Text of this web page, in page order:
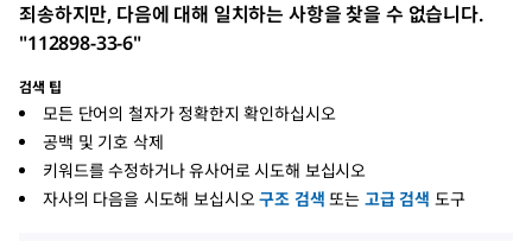
죄송하지만, 다음에 대해 일치하는 사항을 찾을 수 없습니다.
"112898-33-6"
검색 팁
모든 단어의 철자가 정확한지 확인하십시오
공백 및 기호 삭제
키워드를 수정하거나 유사어로 시도해 보십시오
자사의 다음을 시도해 보십시오 구조 검색 또는 고급 검색 도구